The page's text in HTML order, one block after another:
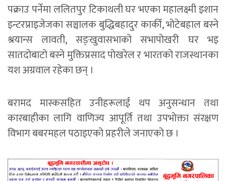
पक्राउ पर्नेमा ललितपुर टिकाथली घर भएका महालक्ष्मी इशान
इन्टरप्राइजेजका सञ्चालक बुद्धिबहादुर कार्की, भोटेबहाल बस्ने
श्रयान्स लावती, सङ्खुवासभाको सभापोखरी घर भइ
सातदोबाटो बस्ने मुक्तिप्रसाद पोखरेल र भारतको राजस्थानका
यश अग्रवाल रहेका छन् ।
बरामद मास्कसहित उनीहरूलाई थप अनुसन्धान तथा
कारबाहीका लागि वाणिज्य आपूर्ति तथा उपभोक्ता संरक्षण
विभाग बबरमहल पठाइएको प्रहरीले जनाएको छ ।